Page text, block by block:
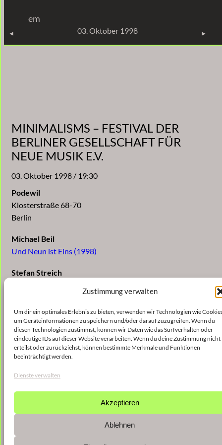
Zustimmung verwalten
Um dir ein optimales Erlebnis zu bieten, verwenden wir Technologien wie
um Geräteinformationen zu speichern und/oder darauf zuzugreifen. Wenn du
diesen Technologien zustimmst, können wir Daten wie das Surfverhalten oder
eindeutige IDs auf dieser Website verarbeiten. Wenn du deine Zustimmung nicht
erteilst oder zurückziehst, können bestimmte Merkmale und Funktionen
beeinträchtigt werden.
Dienste verwalten
Akzeptieren
Ablehnen
springen
em
03. Oktober 1998
MINIMALISMS – FESTIVAL DER
BERLINER GESELLSCHAFT FÜR
NEUE MUSIK E.V.
03. Oktober 1998 / 19:30
Podewil
Klosterstraße 68-70
Berlin
Michael Beil
Und Neun ist Eins (1998)
Stefan Streich
Garten des Vergessens (1984)
Ernstalbrecht Stiebler
Intervall 19 (1998)
Ralf Hoyer